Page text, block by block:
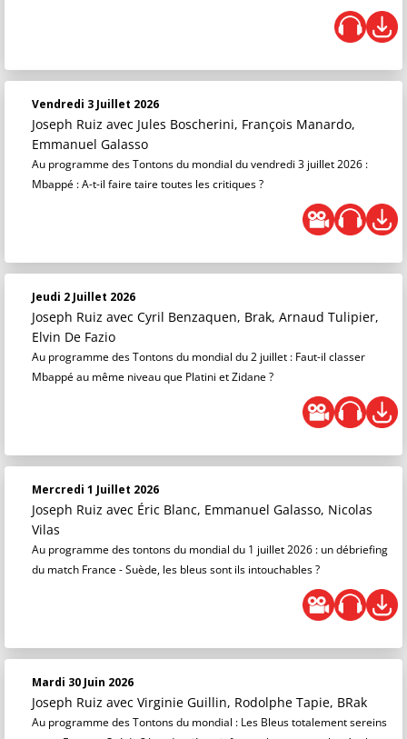
Vendredi 3 Juillet 2026
Joseph Ruiz avec Jules Boscherini, François Manardo,
Emmanuel Galasso
Au programme des Tontons du mondial du vendredi 3 juillet 2026 :
Mbappé : A-t-il faire taire toutes les critiques ?
Jeudi 2 Juillet 2026
Joseph Ruiz avec Cyril Benzaquen, Brak, Arnaud Tulipier,
Elvin De Fazio
Au programme des Tontons du mondial du 2 juillet : Faut-il classer
Mbappé au même niveau que Platini et Zidane ?
Mercredi 1 Juillet 2026
Joseph Ruiz avec Éric Blanc, Emmanuel Galasso, Nicolas
Vilas
Au programme des tontons du mondial du 1 juillet 2026 : un débriefing
du match France - Suède, les bleus sont ils intouchables ?
Mardi 30 Juin 2026
Joseph Ruiz avec Virginie Guillin, Rodolphe Tapie, BRak
Au programme des Tontons du mondial : Les Bleus totalement sereins